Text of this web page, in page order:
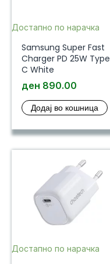
Достапно по нарачка
Samsung Super Fast
Charger PD 25W
C White
ден 890.00
Додај во кошница
Достапно по нарачка